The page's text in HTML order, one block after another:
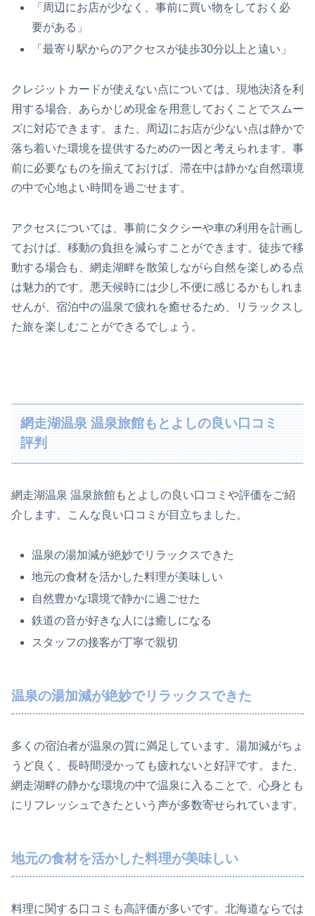
「周辺にお店が少なく、事前に買い物をしておく必
要がある」
「最寄り駅からのアクセスが徒歩30分以上と遠い」
クレジットカードが使えない点については、現地決済を利
用する場合、あらかじめ現金を用意しておくことでスムー
ズに対応できます。また、周辺にお店が少ない点は静かで
落ち着いた環境を提供するための一因と考えられます。事
前に必要なものを揃えておけば、滞在中は静かな自然環境
の中で心地よい時間を過ごせます。
アクセスについては、事前にタクシーや車の利用を計画し
ておけば、移動の負担を減らすことができます。徒歩で移
動する場合も、網走湖畔を散策しながら自然を楽しめる点
は魅力的です。悪天候時には少し不便に感じるかもしれま
せんが、宿泊中の温泉で疲れを癒せるため、リラックスし
た旅を楽しむことができるでしょう。
網走湖温泉 温泉旅館もとよしの良い口コミ
評判
網走湖温泉 温泉旅館もとよしの良い口コミや評価をご紹
介します。こんな良い口コミが目立ちました。
温泉の湯加減が絶妙でリラックスできた
地元の食材を活かした料理が美味しい
自然豊かな環境で静かに過ごせた
鉄道の音が好きな人には癒しになる
スタッフの接客が丁寧で親切
温泉の湯加減が絶妙でリラックスできた
多くの宿泊者が温泉の質に満足しています。湯加減がちょ
うど良く、長時間浸かっても疲れないと好評です。また、
網走湖畔の静かな環境の中で温泉に入ることで、心身とも
にリフレッシュできたという声が多数寄せられています。
地元の食材を活かした料理が美味しい
料理に関する口コミも高評価が多いです。北海道ならでは